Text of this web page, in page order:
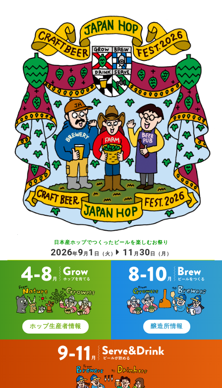
日本産ホップでつくったビールを楽しむお祭り
2026年9 月 1 日 （火） 11 月 30 日 （月）
ホップ生産者情報 醸造所情報